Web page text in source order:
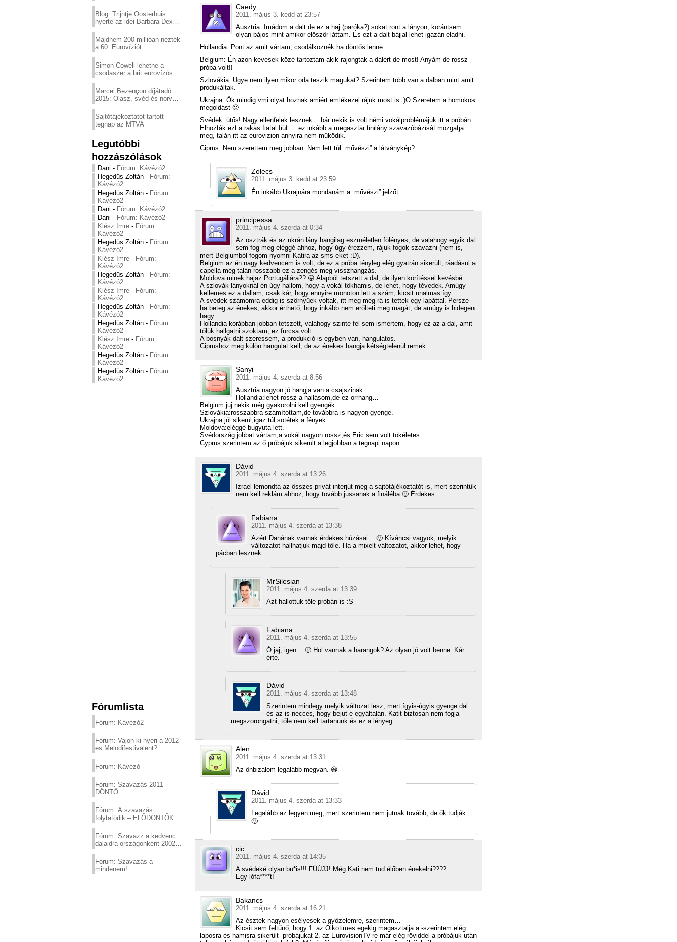
Blog: Trijntje Oosterhuis
nyerte az idei Barbara Dex
Majdnem 200 millióan nézték
a 60. Eurovíziót
Simon Cowell lehetne a
csodaszer a brit eurovízós
Marcel Bezençon díjátadó
2015: Olasz, svéd és norvég
Sajtótájékoztatót tartott
tegnap az MTVA
Legutóbbi
hozzászólások
Dani - Fórum: Kávézó2
Hegedüs Zoltán - Fórum:
Kávézó2
Hegedüs Zoltán - Fórum:
Kávézó2
Dani - Fórum: Kávézó2
Dani - Fórum: Kávézó2
Klész Imre - Fórum:
Kávézó2
Hegedüs Zoltán - Fórum:
Kávézó2
Klész Imre - Fórum:
Kávézó2
Hegedüs Zoltán - Fórum:
Kávézó2
Klész Imre - Fórum:
Kávézó2
Hegedüs Zoltán - Fórum:
Kávézó2
Hegedüs Zoltán - Fórum:
Kávézó2
Klész Imre - Fórum:
Kávézó2
Hegedüs Zoltán - Fórum:
Kávézó2
Hegedüs Zoltán - Fórum:
Kávézó2
Fórumlista
Fórum: Kávézó2
Fórum: Vajon ki nyeri a 2012-
es Melodifestivalent?
Fórum: Kávézó
Fórum: Szavazás 2011 –
DÖNTŐ
Fórum: A szavazás
folytatódik – ELŐDÖNTŐK
Fórum: Szavazz a kedvenc
dalaidra országonként 2002
Fórum: Szavazás a
mindenem!
Caedy
2011. május 3. kedd at 23:57
Ausztria: Imádom a dalt de ez a haj (paróka?) sokat ront a lányon, korántsem
olyan bájos mint amikor először láttam. És ezt a dalt bájjal lehet igazán eladni.
Hollandia: Pont az amit vártam, csodálkoznék ha döntős lenne.
Belgium: Én azon kevesek közé tartoztam akik rajongtak a dalért de most! Anyám de rossz
próba volt!!
Szlovákia: Ugye nem ilyen mikor oda teszik magukat? Szerintem több van a dalban mint amit
produkáltak.
Ukrajna: Ők mindig vmi olyat hoznak amiért emlékezel rájuk most is :)O Szeretem a homokos
megoldást 🙂
Svédek: ütős! Nagy ellenfelek lesznek… bár nekik is volt némi vokálproblémájuk itt a próbán.
Elhozták ezt a rakás fiatal fiút … ez inkább a megasztár tinilány szavazóbázisát mozgatja
meg, talán itt az eurovizion annyira nem működik.
Ciprus: Nem szerettem meg jobban. Nem lett túl „művészi” a látványkép?
Zolecs
2011. május 3. kedd at 23:59
Én inkább Ukrajnára mondanám a „művészi” jelzőt.
principessa
2011. május 4. szerda at 0:34
Az osztrák és az ukrán lány hangilag eszméletlen fölényes, de valahogy egyik dal
sem fog meg eléggé ahhoz, hogy úgy érezzem, rájuk fogok szavazni (nem is,
mert Belgiumból fogom nyomni Katira az sms-eket :D).
Belgium az én nagy kedvencem is volt, de ez a próba tényleg elég gyatrán sikerült, ráadásul a
capella még talán rosszabb ez a zengés meg visszhangzás.
Moldova minek hajaz Portugáliára?? 😛 Alapból tetszett a dal, de ilyen körítéssel kevésbé.
A szlovák lányoknál én úgy hallom, hogy a vokál tökhamis, de lehet, hogy tévedek. Amúgy
kellemes ez a dallam, csak kár, hogy ennyire monoton lett a szám, kicsit unalmas így.
A svédek számomra eddig is szörnyűek voltak, itt meg még rá is tettek egy lapáttal. Persze
ha beteg az énekes, akkor érthető, hogy inkább nem erőlteti meg magát, de amúgy is hidegen
hagy.
Hollandia korábban jobban tetszett, valahogy szinte fel sem ismertem, hogy ez az a dal, amit
tőlük hallgatni szoktam, ez furcsa volt.
A bosnyák dalt szeressem, a produkció is egyben van, hangulatos.
Ciprushoz meg külön hangulat kell, de az énekes hangja kétségtelenül remek.
Sanyi
2011. május 4. szerda at 8:56
Ausztria:nagyon jó hangja van a csajszinak.
Hollandia:lehet rossz a hallásom,de ez orrhang…
Belgium:juj nekik még gyakorolni kell.gyengék.
Szlovákia:rosszabbra számítottam,de továbbra is nagyon gyenge.
Ukrajna:jól sikerül,igaz túl sötétek a fények.
Moldova:eléggé bugyuta lett.
Svédország:jobbat vártam,a vokál nagyon rossz,és Eric sem volt tökéletes.
Cyprus:szerintem az ő próbájuk sikerült a legjobban a tegnapi napon.
Dávid
2011. május 4. szerda at 13:26
Izrael lemondta az összes privát interjút meg a sajtótájékoztatót is, mert szerintük
nem kell reklám ahhoz, hogy tovább jussanak a fináléba 🙂 Érdekes…
Fabiana
2011. május 4. szerda at 13:38
Azért Danának vannak érdekes húzásai… 🙂 Kíváncsi vagyok, melyik
változatot hallhatjuk majd tőle. Ha a mixelt változatot, akkor lehet, hogy
pácban lesznek.
MrSilesian
2011. május 4. szerda at 13:39
Azt hallottuk tőle próbán is :S
Fabiana
2011. május 4. szerda at 13:55
Ó jaj, igen… 🙁 Hol vannak a harangok? Az olyan jó volt benne. Kár
érte.
Dávid
2011. május 4. szerda at 13:48
Szerintem mindegy melyik változat lesz, mert ígyis-úgyis gyenge dal
és az is necces, hogy bejut-e egyáltalán. Katit biztosan nem fogja
megszorongatni, tőle nem kell tartanunk és ez a lényeg.
Alen
2011. május 4. szerda at 13:31
Az önbizalom legalább megvan. 😀
Dávid
2011. május 4. szerda at 13:33
Legalább az legyen meg, mert szerintem nem jutnak tovább, de ők tudják
🙂
cic
2011. május 4. szerda at 14:35
A svédeké olyan bu*is!!! FÚÚJJ! Még Kati nem tud élőben énekelni????
Egy lófa****t!
Bakancs
2011. május 4. szerda at 16:21
Az észtek nagyon esélyesek a győzelemre, szerintem…
Kicsit sem feltűnő, hogy 1. az Oikotimes egekig magasztalja a -szerintem elég
laposra és hamisra sikerült- próbájukat 2. az EurovisionTV-re már elég röviddel a próbájuk után